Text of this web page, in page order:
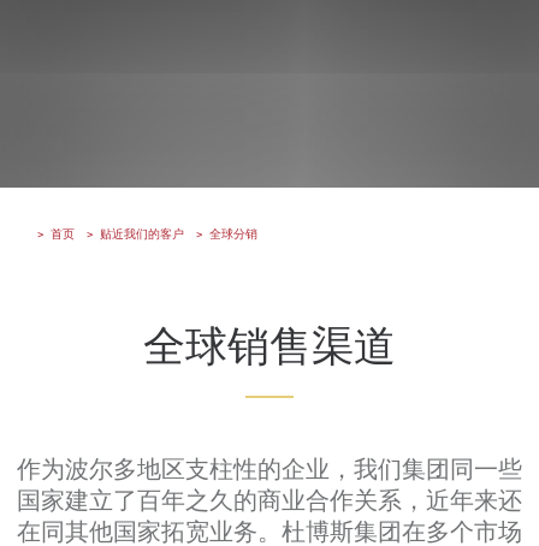
首页 贴近我们的客户 全球分销
全球销售渠道
作为波尔多地区支柱性的企业，我们集团同一些
国家建立了百年之久的商业合作关系，近年来还
在同其他国家拓宽业务。杜博斯集团在多个市场